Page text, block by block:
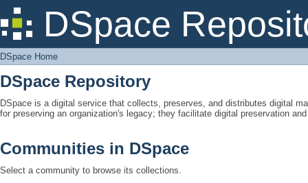
DSpace
DSpace Home
DSpace Home
DSpace Repository
DSpace is a digital service that collects, preserves, and distributes digital
for preserving an organization's legacy; they facilitate digital preservation
Communities in DSpace
Select a community to browse its collections.